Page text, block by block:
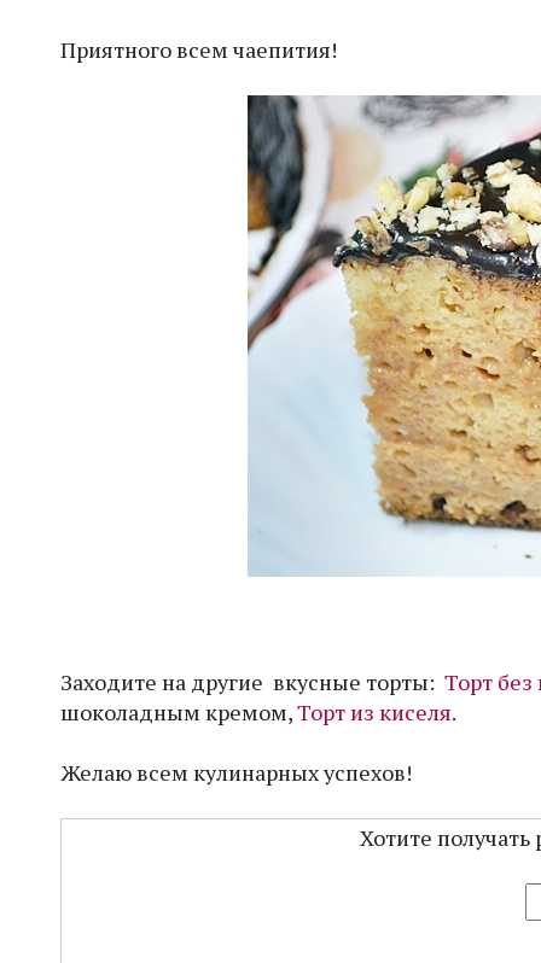
Приятного всем чаепития!
Заходите на другие вкусные торты: Торт
шоколадным кремом,Торт из киселя.
Желаю всем кулинарных успехов!
Хотите